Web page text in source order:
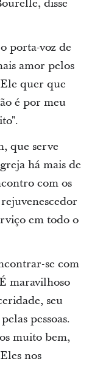
disse
porta-voz de
amor pelos
quer que
é por meu
que serve
há mais de
com os
em todo o
se com
maravilhoso
seu
pessoas.
muito bem,
nos